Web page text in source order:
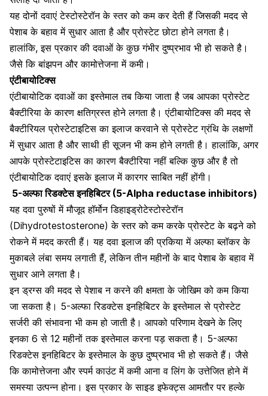
यह दोनों दवाएं टेस्टोस्टेरॉन के स्तर को कम कर देती हैं जिसकी मदद से
पेशाब के बहाव में सुधार आता है और प्रोस्टेट छोटा होने लगता है।
हालांकि, इस प्रकार की दवाओं के कुछ गंभीर दुष्प्रभाव भी हो सकते है।
जैसे कि बांझपन और कामोत्तेजना में कमी।
एंटीबायोटिक्स
एंटीबायोटिक दवाओं का इस्तेमाल तब किया जाता है जब आपका प्रोस्टेट
बैक्टीरिया के कारण क्षतिग्रस्त होने लगता है। एंटीबायोटिक्स की मदद से
बैक्टीरियल प्रोस्टेटाइटिस का इलाज करवाने से प्रोस्टेट ग्रंथि के लक्षणों
में सुधार आता है और साथी ही सूजन भी कम होने लगती है। हालांकि, अगर
आपके प्रोस्टेटाइटिस का कारण बैक्टीरिया नहीं बल्कि कुछ और है तो
एंटीबायोटिक दवाएं इसके इलाज में कारगर साबित नहीं होंगी।
5-अल्फा रिडक्टेस इनहिबिटर (5-Alpha reductase inhibitors)
यह दवा पुरुषों में मौजूद हॉर्मोन डिहाइड्रोटेस्टोस्टेरॉन
(Dihydrotestosterone) के स्तर को कम करके प्रोस्टेट के बढ़ने को
रोकने में मदद करती हैं। यह दवा इलाज की प्रकिया में अल्फा ब्लॉकर के
मुकाबले लंबा समय लगाती हैं, लेकिन तीन महीनों के बाद पेशाब के बहाव में
सुधार आने लगता है।
इन ड्रग्स की मदद से पेशाब न करने की क्षमता के जोखिम को कम किया
जा सकता है। 5-अल्फा रिडक्टेस इनहिबिटर के इस्तेमाल से प्रोस्टेट
सर्जरी की संभावना भी कम हो जाती है। आपको परिणाम देखने के लिए
इनका 6 से 12 महीनों तक इस्तेमाल करना पड़ सकता है। 5-अल्फा
रिडक्टेस इनहिबिटर के इस्तेमाल के कुछ दुष्प्रभाव भी हो सकते हैं। जैसे
कि कामोत्तेजना और स्पर्म काउंट में कमी आना व लिंग के उत्तेजित होने में
समस्या उत्पन्न होना। इस प्रकार के साइड इफेक्ट्स आमतौर पर हल्के